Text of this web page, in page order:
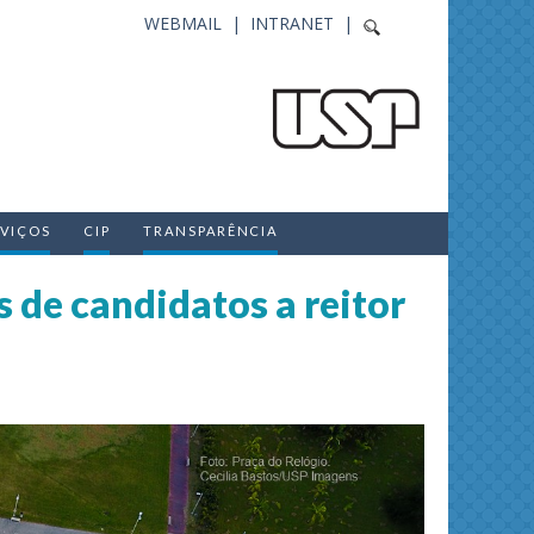
INTRANET |
WEBMAIL |
CIP TRANSPARÊNCIA
de candidatos a reitor